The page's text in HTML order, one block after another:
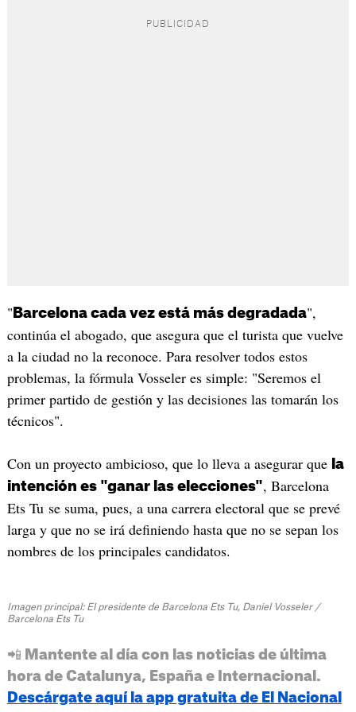
" Barcelona cada vez está más degradada",
continúa el abogado, que asegura que el turista que vuelve
a la ciudad no la reconoce. Para resolver todos estos
problemas, la fórmula Vosseler es simple: "Seremos el
primer partido de gestión y las decisiones las tomarán los
técnicos".
Con un proyecto ambicioso, que lo lleva a asegurar que la
intención es "ganar las elecciones", Barcelona
Ets Tu se suma, pues, a una carrera electoral que se prevé
larga y que no se irá definiendo hasta que no se sepan los
nombres de los principales candidatos.
Imagen principal: El presidente de Barcelona Ets Tu, Daniel Vosseler /
Barcelona Ets Tu
📲 Mantente al día con las noticias de última
hora de Catalunya, España e Internacional.
Descárgate aquí la app gratuita de El Nacional